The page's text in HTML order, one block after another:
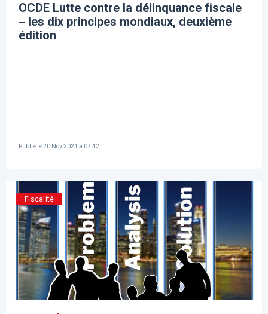
OCDE Lutte contre la délinquance fiscale
‒ les dix principes mondiaux, deuxième
édition
Publié le20 Nov 2021 à 07:42
Fiscalité